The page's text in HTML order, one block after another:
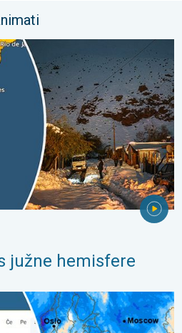
Puno snijega u Andama. . .
južne hemisfere
i vruće. Većinom stabilno. . .